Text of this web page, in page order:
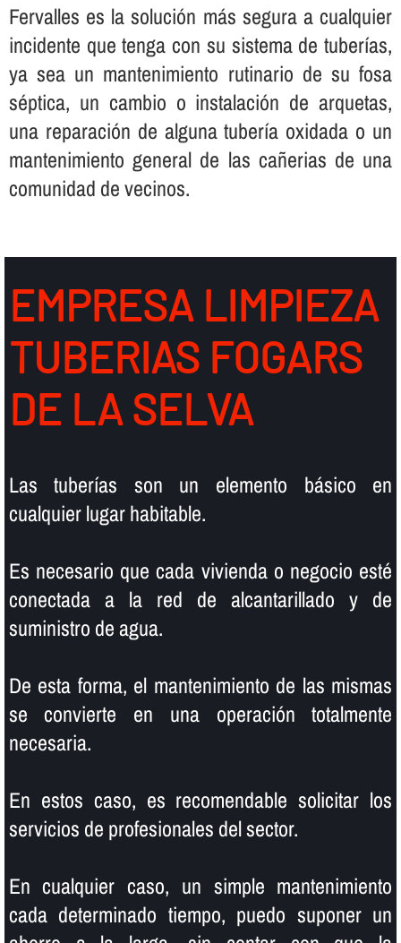
Fervalles es la solución más segura a cualquier
incidente que tenga con su sistema de tuberí­as,
ya sea un mantenimiento rutinario de su fosa
séptica, un cambio o instalación de arquetas,
una reparación de alguna tuberí­a oxidada o un
mantenimiento general de las cañerias de una
comunidad de vecinos.
EMPRESA LIMPIEZA
TUBERIAS FOGARS
DE LA SELVA
Las tuberí­as son un elemento básico en
cualquier lugar habitable.
Es necesario que cada vivienda o negocio esté
conectada a la red de alcantarillado y de
suministro de agua.
De esta forma, el mantenimiento de las mismas
se convierte en una operación totalmente
necesaria.
En estos caso, es recomendable solicitar los
servicios de profesionales del sector.
En cualquier caso, un simple mantenimiento
cada determinado tiempo, puedo suponer un